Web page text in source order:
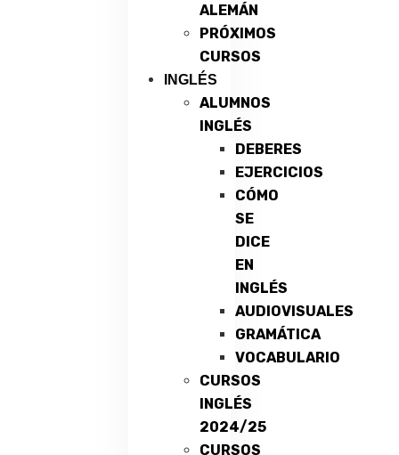
ALEMÁN
PRÓXIMOS
CURSOS
INGLÉS
ALUMNOS
INGLÉS
DEBERES
EJERCICIOS
CÓMO
SE
DICE
EN
INGLÉS
AUDIOVISUALES
GRAMÁTICA
VOCABULARIO
CURSOS
INGLÉS
2024/25
CURSOS